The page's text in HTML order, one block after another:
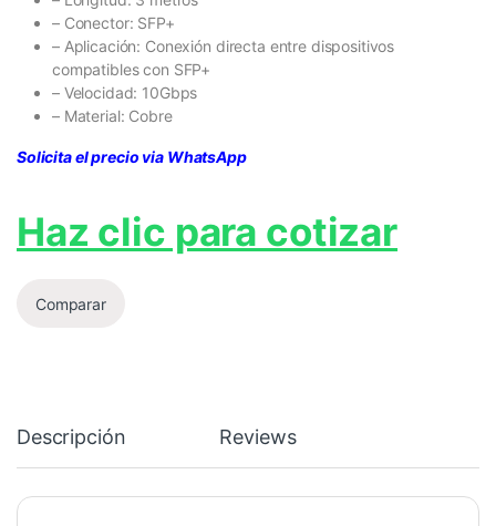
– Conector: SFP+
– Aplicación: Conexión directa entre dispositivos
compatibles con SFP+
– Velocidad: 10Gbps
– Material: Cobre
Solicita el precio via WhatsApp
Haz clic para cotizar
Comparar
Descripción Reviews